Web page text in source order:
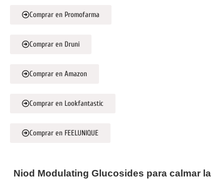
Comprar en Promofarma
Comprar en Druni
Comprar en Amazon
Comprar en Lookfantastic
Comprar en FEELUNIQUE
Niod Modulating Glucosides para calmar la